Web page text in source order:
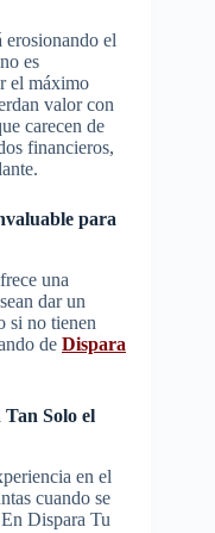
erosionando el
es
el máximo
valor con
carecen de
financieros,
para
una
dar un
si no tienen
de Dispara
Solo el
en el
cuando se
Dispara Tu